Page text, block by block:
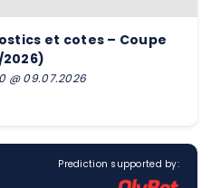
et cotes – Coupe
@ 09.07.2026
Prediction supported by: